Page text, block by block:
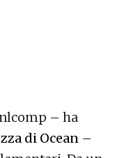
– ha
di Ocean –